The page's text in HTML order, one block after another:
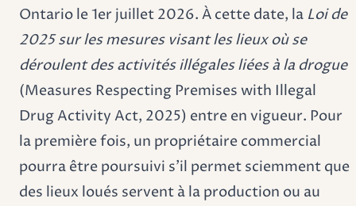
Ontario le 1er juillet 2026. À cette date, la Loi de
2025 sur les mesures visant les lieux où se
déroulent des activités illégales liées à la drogue
(Measures Respecting Premises with Illegal
Drug Activity Act, 2025) entre en vigueur. Pour
la première fois, un propriétaire commercial
pourra être poursuivi s'il permet sciemment que
des lieux loués servent à la production ou au